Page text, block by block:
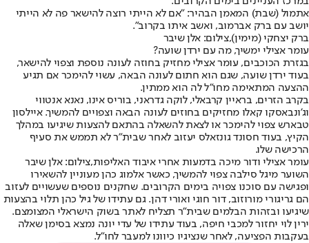
אתמול (שבת) המאמן הבהיר: "אם לא הייתי רוצה להישאר פה לא הייתי
יושב עם ברק אברמוב, ואשב איתו בקרוב".
ברק יצחקי (מימין),צילום: אלן שיבר
עומר אצילי ימשיך, מה עם ירדן שועה?
בגזרת הכוכבים, עומר אצילי מחזיק בחוזה לעונה נוספת וצפוי להישאר,
בעוד ירדן שועה, שגם הוא חתום לעונה הבאה, עשוי להימכר אם תגיע
ההצעה המתאימה מחו״ל לה הוא ממתין.
בקרב הזרים, בראיין קרבאלי, לוקה גדראני, בוריס אינו, נאנא אנטווי
וג'ונבאסקו קאלו מחזיקים בחוזים לעונה הבאה וצפויים להמשיך. איילסון
טבארש צפוי להימכר או לצאת להשאלה בהתאם להצעות שיגיעו במהלך
הקיץ, בעוד חסונד גונזאלס יעזוב לאחר שבית״ר לא תממש את סעיף
הרכישה שלו.
עומר אצילי ודור מיכה בדמעות אחרי איבוד האליפות,צילום: אלן שיבר
השוער מיגל סילבה צפוי להמשיך, כאשר אלמוג כהן מעוניין להשאירו
ופגישה עם סוכנו צפויה בימים הקרובים. שחקנים נוספים שעשויים לעזוב
הם גריגורי מורוזוב, דור חוגי ואורי דהן. גם עתידו של גיל כהן תלוי בהצעות
שיגיעו ובזהות הבלמים שבית״ר תצליח לאתר בשוק הישראלי המצומצם.
ירין לוי יחזור למכבי חיפה, בעוד עתידו של עדי יונה נמצא בסימן שאלה
בעקבות הפציעה, לאחר שנציגיו כיוונו למעבר לחו״ל.